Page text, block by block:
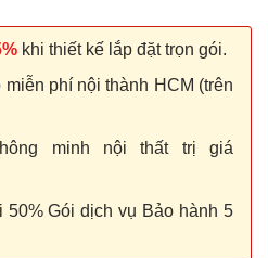
khi thiết kế lắp đặt trọn gói.
phí nội thành HCM (trên
minh nội thất trị giá
Gói dịch vụ Bảo hành 5